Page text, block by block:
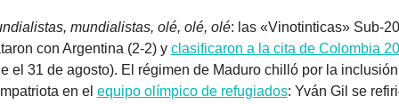
mundialistas, olé, olé, olé: las «Vinotinticas» Sub-20
con Argentina (2-2) y clasificaron a la cita de Colombia
el 31 de agosto). El régimen de Maduro chilló por la
en el equipo olímpico de refugiados: Yván Gil se